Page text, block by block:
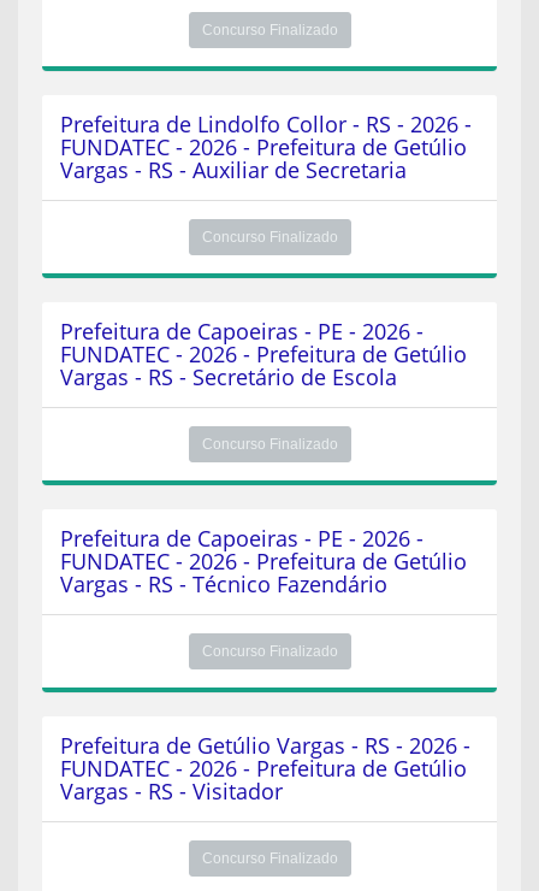
Concurso Finalizado
Prefeitura de Lindolfo Collor - RS - 2026 -
FUNDATEC - 2026 - Prefeitura de Getúlio
Vargas - RS - Auxiliar de Secretaria
Concurso Finalizado
Prefeitura de Capoeiras - PE - 2026 -
FUNDATEC - 2026 - Prefeitura de Getúlio
Vargas - RS - Secretário de Escola
Concurso Finalizado
Prefeitura de Capoeiras - PE - 2026 -
FUNDATEC - 2026 - Prefeitura de Getúlio
Vargas - RS - Técnico Fazendário
Concurso Finalizado
Prefeitura de Getúlio Vargas - RS - 2026 -
FUNDATEC - 2026 - Prefeitura de Getúlio
Vargas - RS - Visitador
Concurso Finalizado